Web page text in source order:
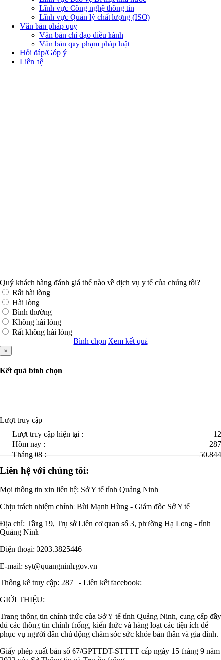
Lĩnh vực Công nghệ thông tin
Lĩnh vực Quản lý chất lượng (ISO)
Văn bản pháp quy
Văn bản chỉ đạo điều hành
Văn bản quy phạm pháp luật
Hỏi đáp/Góp ý
Liên hệ
Quý khách hàng đánh giá thế nào về dịch vụ y tế của chúng tôi?
Rất hài lòng
Hài lòng
Bình thường
Không hài lòng
Rất không hài lòng
Bình chọn Xem kết quả
×
Kết quả bình chọn
Lượt truy cập
Lượt truy cập hiện tại :
12
Hôm nay :
287
Tháng 08 :
50.844
Liên hệ với chúng tôi:
Mọi thông tin xin liên hệ: Sở Y tế tỉnh Quảng Ninh
Chịu trách nhiệm chính: Bùi Mạnh Hùng - Giám đốc Sở Y tế
Địa chỉ: Tầng 19, Trụ sở Liên cơ quan số 3, phường Hạ Long - tỉnh
Quảng Ninh
Điện thoại: 0203.3825446
E-mail: syt@quangninh.gov.vn
Thống kê truy cập: 287
- Liên kết facebook:
GIỚI THIỆU:
Trang thông tin chính thức của Sở Y tế tỉnh Quảng Ninh, cung cấp đầy
đủ các thông tin chính thống, kiến thức và hàng loạt các tiện ích để
phục vụ người dân chủ động chăm sóc sức khỏe bản thân và gia đình.
Giấy phép xuất bản số 67/GPTTĐT-STTTT cấp ngày 15 tháng 9 năm